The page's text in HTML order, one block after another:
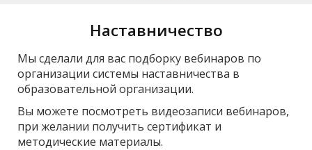
Наставничество
Мы сделали для вас подборку вебинаров по
организации системы наставничества в
образовательной организации.
Вы можете посмотреть видеозаписи вебинаров,
при желании получить сертификат и
методические материалы.